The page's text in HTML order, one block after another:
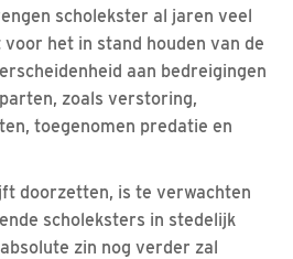
scholekster al jaren veel
het in stand houden van de
aan bedreigingen
zoals verstoring,
toegenomen predatie en
doorzetten, is te verwachten
scholeksters in stedelijk
zin nog verder zal